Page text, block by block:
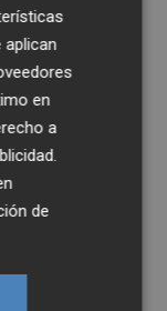
dos
equipos
a pesar de
exige
aplican
en
a
.
de